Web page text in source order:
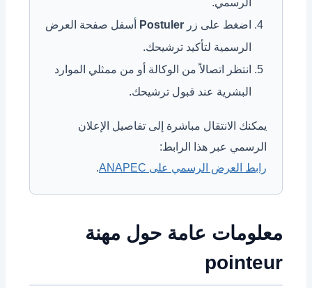
اضغط على زر Postuler
أسفل صفحة العرض
الرسمية لتأكيد ترشيحك.
انتظر اتصالاً من الوكالة أو من ممثلي الموارد
البشرية عند قبول ترشيحك.
يمكنك الانتقال مباشرة إلى تفاصيل الإعلان
الرسمي عبر هذا الرابط:
رابط العرض الرسمي على ANAPEC
.
معلومات عامة حول مهنة
pointeur